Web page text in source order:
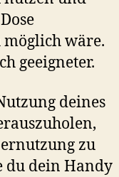
möglich wäre.
geeigneter.
deines
zu
du dein Handy